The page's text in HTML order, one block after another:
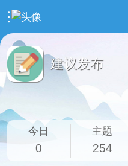
社区事务 › 建议发布
建议发布
今日
0
主题
254